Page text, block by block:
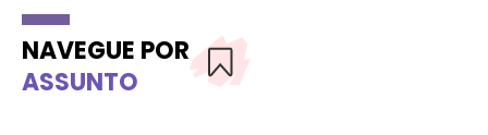
NAVEGUE POR
ASSUNTO